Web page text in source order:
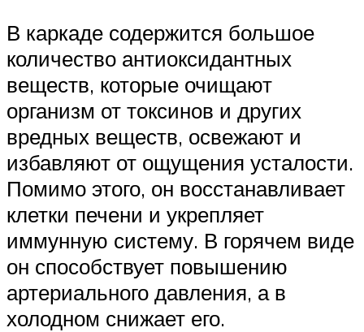
В каркаде содержится большое
количество антиоксидантных
веществ, которые очищают
организм от токсинов и других
вредных веществ, освежают и
избавляют от ощущения усталости.
Помимо этого, он восстанавливает
клетки печени и укрепляет
иммунную систему. В горячем виде
он способствует повышению
артериального давления, а в
холодном снижает его.